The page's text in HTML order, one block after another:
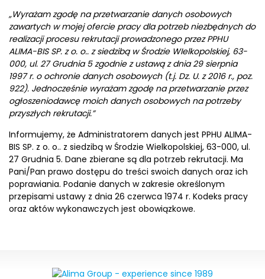
„Wyrażam zgodę na przetwarzanie danych osobowych
zawartych w mojej ofercie pracy dla potrzeb niezbędnych do
realizacji procesu rekrutacji prowadzonego przez PPHU
ALIMA-BIS SP. z o. o.. z siedzibą w Środzie WIelkopolskiej, 63-
000, ul. 27 Grudnia 5 zgodnie z ustawą z dnia 29 sierpnia
1997 r. o ochronie danych osobowych (t.j. Dz. U. z 2016 r., poz.
922). Jednocześnie wyrażam zgodę na przetwarzanie przez
ogłoszeniodawcę moich danych osobowych na potrzeby
przyszłych rekrutacji.”
Informujemy, że Administratorem danych jest PPHU ALIMA-
BIS SP. z o. o.. z siedzibą w Środzie Wielkopolskiej, 63-000, ul.
27 Grudnia 5. Dane zbierane są dla potrzeb rekrutacji. Ma
Pani/Pan prawo dostępu do treści swoich danych oraz ich
poprawiania. Podanie danych w zakresie określonym
przepisami ustawy z dnia 26 czerwca 1974 r. Kodeks pracy
oraz aktów wykonawczych jest obowiązkowe.